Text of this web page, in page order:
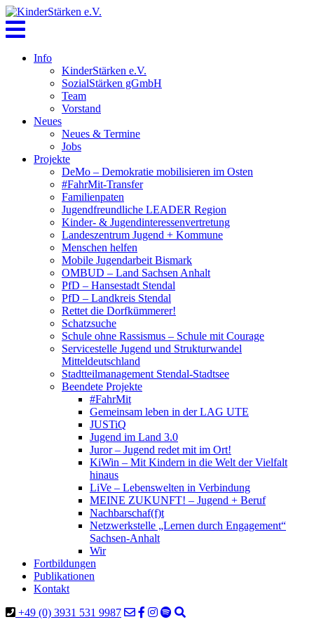
Skip
to
content
Info
KinderStärken e.V.
SozialStärken gGmbH
Team
Vorstand
Neues
Neues & Termine
Jobs
Projekte
DeMo – Demokratie mobilisieren im Osten
#FahrMit-Transfer
Familienpaten
Jugendfreundliche LEADER Region
Kinder- & Jugendinteressenvertretung
Landeszentrum Jugend + Kommune
Menschen helfen
Mobile Jugendarbeit Bismark
OMBUD – Land Sachsen Anhalt
PfD – Hansestadt Stendal
PfD – Landkreis Stendal
Rettet die Dorfkümmerer!
Schatzsuche
Schule ohne Rassismus – Schule mit Courage
Servicestelle Jugend und Strukturwandel
Mitteldeutschland
Stadtteilmanagement Stendal-Stadtsee
Beendete Projekte
#FahrMit
Gemeinsam leben in der LAG UTE
JUSTiQ
Jugend im Land 3.0
Juror – Jugend redet mit im Ort!
KiWin – Mit Kindern in die Welt der Vielfalt
hinaus
LiVe – Lebenswelten in Verbindung
MEINE ZUKUNFT! – Jugend + Beruf
Nachbarschaf(f)t
Netzwerkstelle „Lernen durch Engagement“
Sachsen-Anhalt
Wir
Fortbildungen
Publikationen
Kontakt
+49 (0) 3931 531 9987